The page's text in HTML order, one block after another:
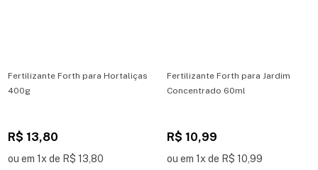
Fertilizante Forth para Hortaliças
400g
R$ 13,80
ou em 1x de R$ 13,80
Fertilizante Forth para Jardim
Concentrado 60ml
R$ 10,99
ou em 1x de R$ 10,99